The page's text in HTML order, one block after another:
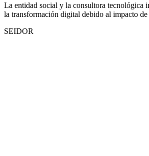
La entidad social y la consultora tecnológica
la transformación digital debido al impacto
SEIDOR